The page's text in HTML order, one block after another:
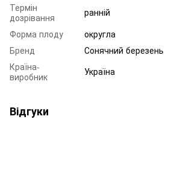
Термін
дозрівання
ранній
Форма плоду
округла
Бренд
Сонячний березень
Країна-
виробник
Україна
Відгуки